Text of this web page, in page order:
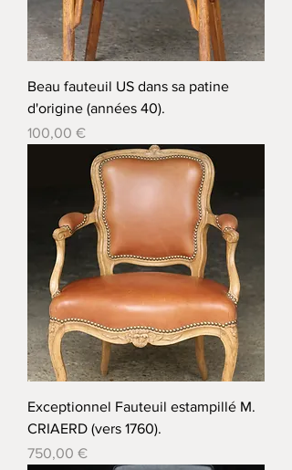
Beau fauteuil US dans sa patine
d'origine (années 40).
Prix
100,00 €
Exceptionnel Fauteuil estampillé M.
CRIAERD (vers 1760).
Prix
750,00 €